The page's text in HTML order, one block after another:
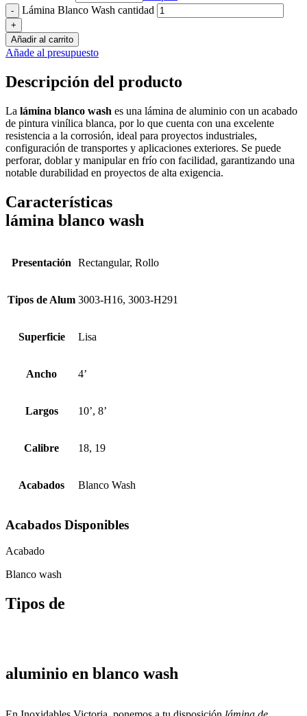
- Lámina Blanco Wash cantidad
+
Añadir al carrito
Añade al presupuesto
Descripción del producto
La lámina blanco wash es una lámina de aluminio con un acabado
de pintura vinílica blanca, por lo que cuenta con una excelente
resistencia a la corrosión, ideal para proyectos industriales,
configuración de transportes y aplicaciones exteriores. Se puede
perforar, doblar y manipular en frío con facilidad, garantizando una
notable durabilidad en proyectos de alta exigencia.
Características
lámina blanco wash
Presentación Rectangular, Rollo
Tipos de Alum 3003-H16, 3003-H291
Superficie Lisa
Ancho 4’
Largos 10’, 8’
Calibre 18, 19
Acabados Blanco Wash
Acabados Disponibles
Acabado
Blanco wash
Tipos de
aluminio en blanco wash